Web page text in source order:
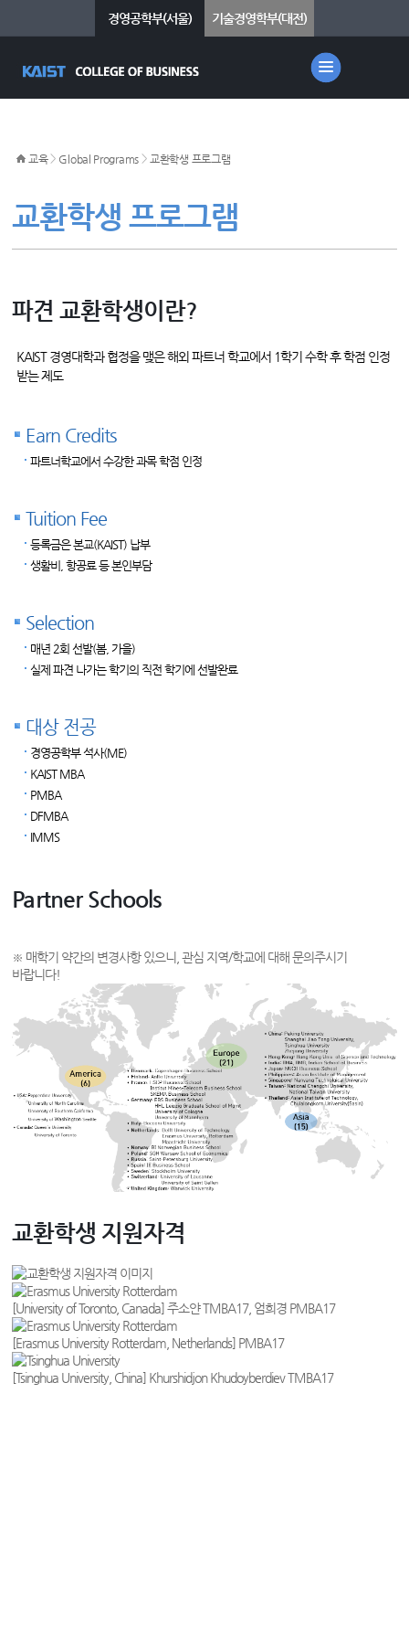
경영공학부(서울) 기술경영학부(대전)
교환학생 프로그램
교육> Global Programs> 교환학생 프로그램
파견 교환학생이란?
KAIST 경영대학과 협정을 맺은 해외 파트너 학교에서 1학기 수학 후 학점 인정
받는 제도
Earn Credits
파트너학교에서 수강한 과목 학점 인정
Tuition Fee
등록금은 본교(KAIST) 납부
생활비, 항공료 등 본인부담
Selection
매년 2회 선발(봄, 가을)
실제 파견 나가는 학기의 직전 학기에 선발완료
대상 전공
경영공학부 석사(ME)
KAIST MBA
PMBA
DFMBA
IMMS
Partner Schools
※ 매학기 약간의 변경사항 있으니, 관심 지역/학교에 대해 문의주시기
바랍니다!
교환학생 지원자격
[University of Toronto, Canada] 주소얀 TMBA17, 엄희경 PMBA17
[Erasmus University Rotterdam, Netherlands] PMBA17
[Tsinghua University, China] Khurshidjon Khudoyberdiev TMBA17